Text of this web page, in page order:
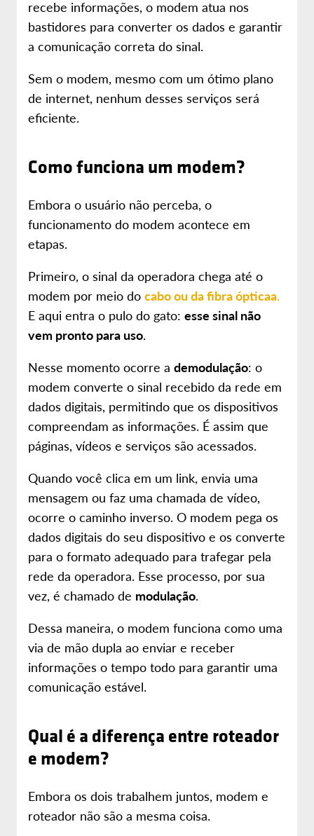
recebe informações, o modem atua nos
bastidores para converter os dados e garantir
a comunicação correta do sinal.
Sem o modem, mesmo com um ótimo plano
de internet, nenhum desses serviços será
eficiente.
Como funciona um modem?
Embora o usuário não perceba, o
funcionamento do modem acontece em
etapas.
Primeiro, o sinal da operadora chega até o
modem por meio do cabo ou da fibra ópticaa.
E aqui entra o pulo do gato: esse sinal não
vem pronto para uso.
Nesse momento ocorre a demodulação: o
modem converte o sinal recebido da rede em
dados digitais, permitindo que os dispositivos
compreendam as informações. É assim que
páginas, vídeos e serviços são acessados.
Quando você clica em um link, envia uma
mensagem ou faz uma chamada de vídeo,
ocorre o caminho inverso. O modem pega os
dados digitais do seu dispositivo e os converte
para o formato adequado para trafegar pela
rede da operadora. Esse processo, por sua
vez, é chamado de modulação.
Dessa maneira, o modem funciona como uma
via de mão dupla ao enviar e receber
informações o tempo todo para garantir uma
comunicação estável.
Qual é a diferença entre roteador
e modem?
Embora os dois trabalhem juntos, modem e
roteador não são a mesma coisa.